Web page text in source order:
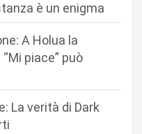
è un enigma
A Holua la
piace” può
La verità di Dark